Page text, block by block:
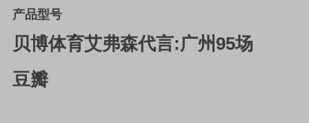
产品型号
贝博体育艾弗森代言:广州95场
豆瓣